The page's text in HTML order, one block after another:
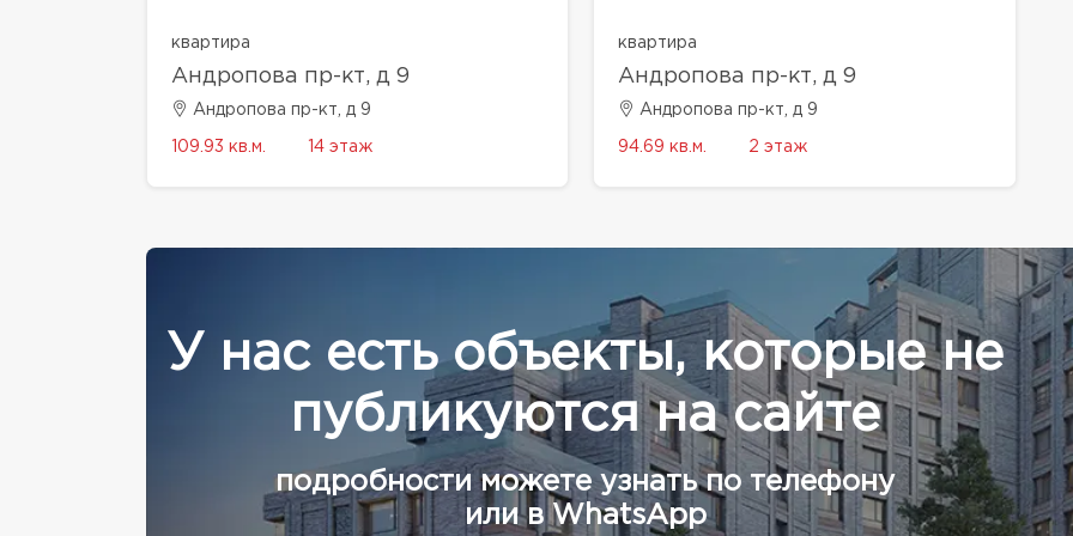
квартира
Андропова пр-кт, д 9
Андропова пр-кт, д 9
109.93 кв.м. 14 этаж
квартира
Андропова пр-кт, д 9
Андропова пр-кт, д 9
94.69 кв.м. 2 этаж
У нас есть объекты, которые не
публикуются на сайте
подробности можете узнать по телефону
или в WhatsApp